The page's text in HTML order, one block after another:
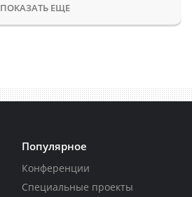
ПОКАЗАТЬ ЕЩЕ
Популярное
Конференции
Специальные проекты